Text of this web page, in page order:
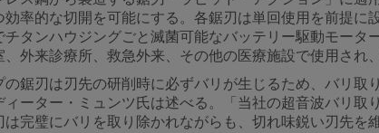
効率的な切開を可能にする。各鋸刃は単回使用を前提
チタンハウジングごと滅菌可能なバッテリー駆動モー
、外来診療所、救急外来、その他の医療施設で使用され
の鋸刃は刃先の研削時に必ずバリが生じるため、バリ
ィーター・ミュンツ氏は述べる。「当社の超音波バリ
完璧にバリを取り除かれながらも、切れ味鋭い刃先を